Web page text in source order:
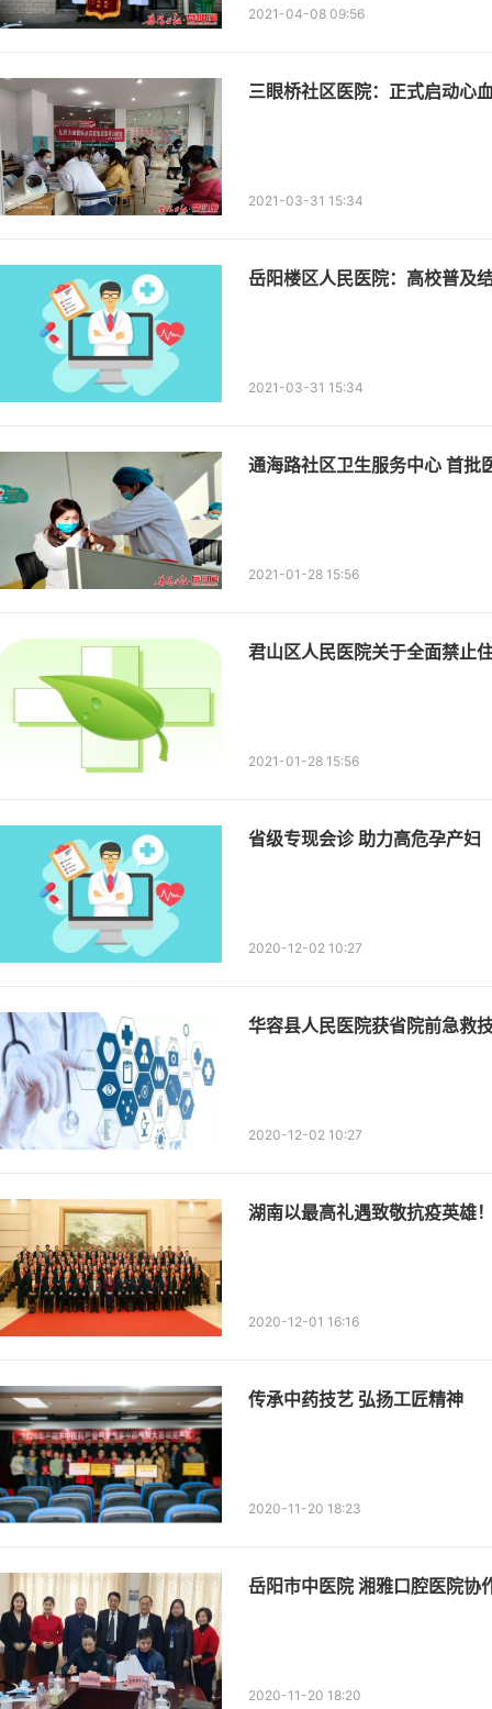
2021-04-08 09:56
三眼桥社区医院：正式启动心
2021-03-31 15:34
岳阳楼区人民医院：高校普及
2021-03-31 15:34
通海路社区卫生服务中心 首批
2021-01-28 15:56
君山区人民医院关于全面禁止
2021-01-28 15:56
省级专现会诊 助力高危孕产妇
2020-12-02 10:27
华容县人民医院获省院前急救
2020-12-02 10:27
湖南以最高礼遇致敬抗疫英雄
2020-12-01 16:16
传承中药技艺 弘扬工匠精神
2020-11-20 18:23
岳阳市中医院 湘雅口腔医院协
2020-11-20 18:20